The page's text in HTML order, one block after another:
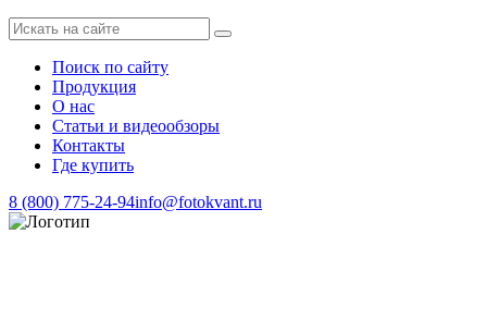
Поиск по сайту
Продукция
О нас
Статьи и видеообзоры
Контакты
Где купить
8 (800) 775-24-94info@fotokvant.ru